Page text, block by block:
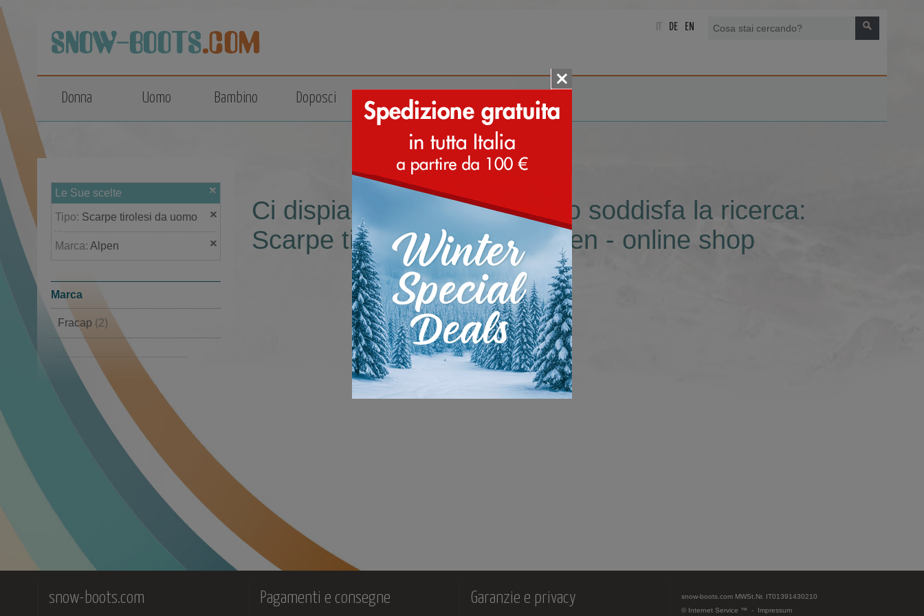
top
DE EN
Donna Uomo Bambino Doposci Accessori
Le Sue scelte
Tipo: Scarpe tirolesi da uomo
Marca: Alpen
Marca
Fracap (2)
Monpiz
Ci dispiace, nessun prodotto soddisfa la ricerca:
Scarpe tirolesi da uomo Alpen - online shop
snow-boots.com Pagamenti e consegne Garanzie e privacy snow-boots.com MWSt.Nr. IT01391430210
© Internet Service ™ - Impressum